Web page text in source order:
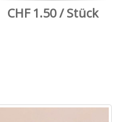
CHF 1.50 / Stück